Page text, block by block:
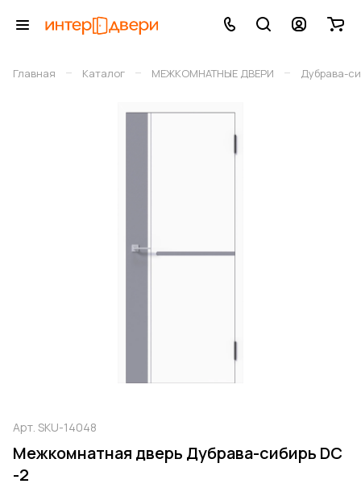
Главная – Каталог – МЕЖКОМНАТНЫЕ ДВЕРИ – Дубрава-
Арт. SKU-14048
Межкомнатная дверь Дубрава-сибирь DC
-2